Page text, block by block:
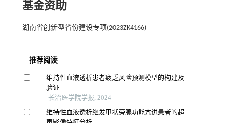
基金资助
湖南省创新型省份建设专项(2023ZK4166)